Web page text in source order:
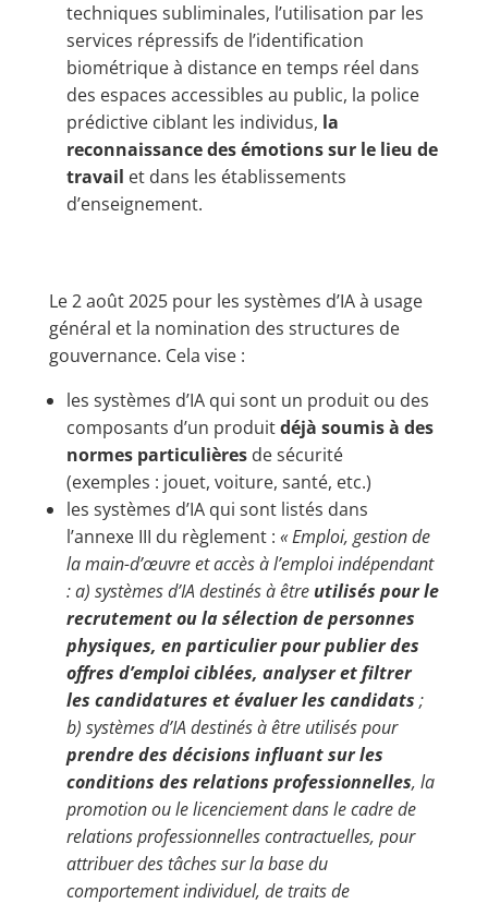
techniques subliminales, l’utilisation par les
services répressifs de l’identification
biométrique à distance en temps réel dans
des espaces accessibles au public, la police
prédictive ciblant les individus, la
reconnaissance des émotions sur le lieu de
travail et dans les établissements
d’enseignement.
Le 2 août 2025 pour les systèmes d’IA à usage
général et la nomination des structures de
gouvernance. Cela vise :
les systèmes d’IA qui sont un produit ou des
composants d’un produitdéjà soumis à des
normes particulièresde sécurité
(exemples : jouet, voiture, santé, etc.) ​
les systèmes d’IA qui sont listés dans
l’annexe III du règlement : « Emploi, gestion de
la main-d’œuvre et accès à l’emploi indépendant
:a) systèmes d’IA destinés à être utilisés pour le
recrutement ou la sélection de personnes
physiques, en particulier pour publier des
offres d’emploi ciblées, analyser et filtrer
les candidatures et évaluer les candidats ;
b) systèmes d’IA destinés à être utilisés pour
prendre des décisions influant sur les
conditions des relations professionnelles, la
promotion ou le licenciement dans le cadre de
relations professionnelles contractuelles, pour
attribuer des tâches sur la base du
comportement individuel, de traits de